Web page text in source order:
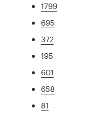
1799
695
372
195
601
658
81